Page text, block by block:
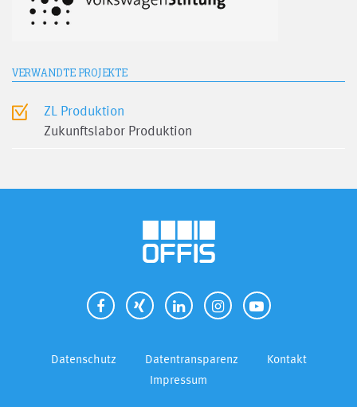
VERWANDTE PROJEKTE
ZL Produktion
Zukunftslabor Produktion
Datenschutz Datentransparenz
Kontakt
Impressum